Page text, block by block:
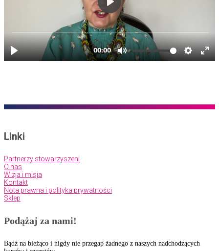
Linki
Partnerzy stowarzyszeni
O nas
Wizja i misja
Kontakt
Nota prawna i polityka prywatności
Sklep
Podążaj za nami!
Bądź na bieżąco i nigdy nie przegap żadnego z naszych nadchodzących